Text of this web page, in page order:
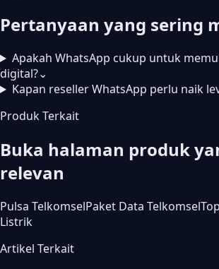
Pertanyaan yang sering
Apakah WhatsApp cukup untuk
digital?⌄
Kapan reseller WhatsApp perlu naik
Produk Terkait
Buka halaman produk
relevan
Pulsa TelkomselPaket Data Telkomsel
Listrik
Artikel Terkait